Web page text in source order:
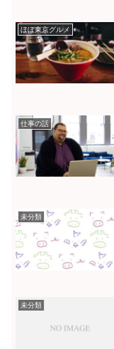
ほぼ東京グルメ
仕事の話
未分類
未分類